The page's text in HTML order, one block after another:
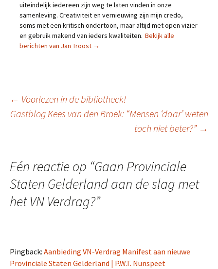
uiteindelijk iedereen zijn weg te laten vinden in onze
samenleving. Creativiteit en vernieuwing zijn mijn credo,
soms met een kritisch ondertoon, maar altijd met open vizier
en gebruik makend van ieders kwaliteiten. Bekijk alle
berichten van Jan Troost →
Berichtnavigatie
← Voorlezen in de bibliotheek!
Gastblog Kees van den Broek: “Mensen ‘daar’ weten
toch niet beter?” →
Eén reactie op “Gaan Provinciale
Staten Gelderland aan de slag met
het VN Verdrag?”
Pingback: Aanbieding VN-Verdrag Manifest aan nieuwe
Provinciale Staten Gelderland | P.W.T. Nunspeet